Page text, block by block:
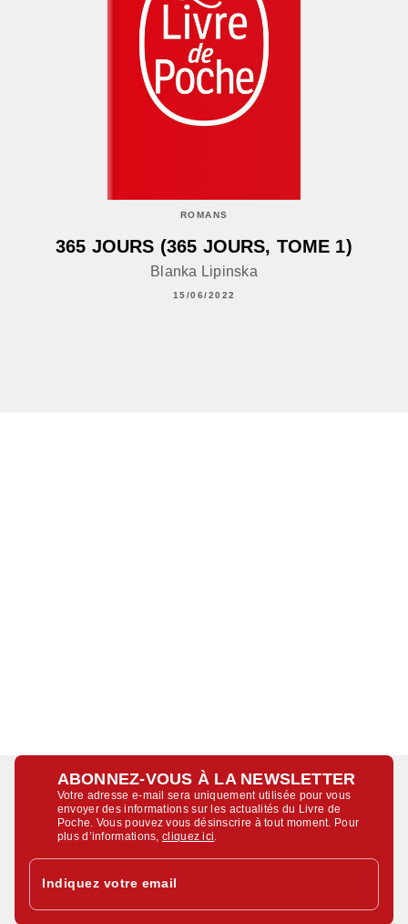
ROMANS
365 JOURS (365 JOURS, TOME 1)
Blanka Lipinska
15/06/2022
ABONNEZ-VOUS À LA NEWSLETTER
Votre adresse e-mail sera uniquement utilisée pour vous
envoyer des informations sur les actualités du Livre de
Poche. Vous pouvez vous désinscrire à tout moment. Pour
plus d’informations,cliquez ici
Indiquez votre email